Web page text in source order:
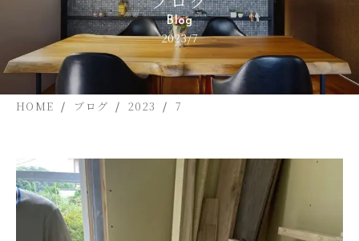
Blog
2023/7
HOME ブログ 2023 7